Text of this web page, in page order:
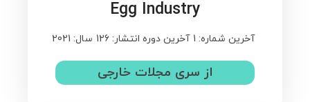
Egg Industry
آخرین شماره: 1 آخرین دوره انتشار: 126 سال: 2021
از سری مجلات خارجی